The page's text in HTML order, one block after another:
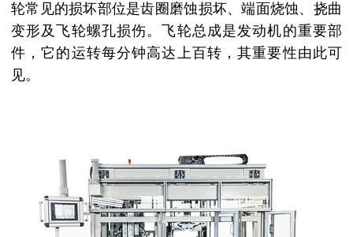
轮常见的损坏部位是齿圈磨蚀损坏、端面烧蚀、挠曲
变形及飞轮螺孔损伤。飞轮总成是发动机的重要部
件，它的运转每分钟高达上百转，其重要性由此可
见。